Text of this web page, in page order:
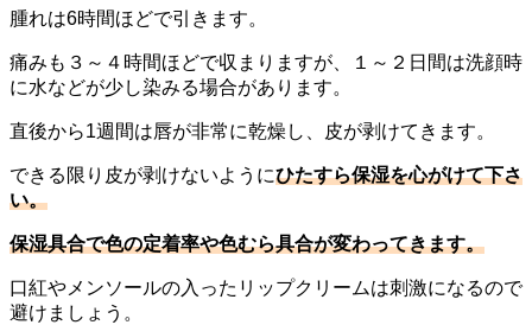
腫れは6時間ほどで引きます。
痛みも３～４時間ほどで収まりますが、１～２日間は洗顔時
に水などが少し染みる場合があります。
直後から1週間は唇が非常に乾燥し、皮が剥けてきます。
できる限り皮が剥けないようにひたすら保湿を心がけて下さ
い。
保湿具合で色の定着率や色むら具合が変わってきます。
口紅やメンソールの入ったリップクリームは刺激になるので
避けましょう。